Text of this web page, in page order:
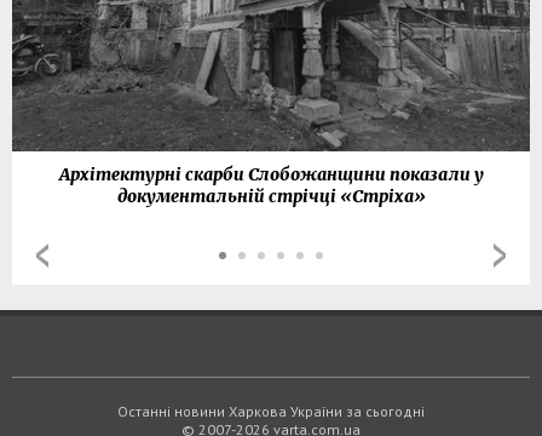
Архітектурні скарби Слобожанщини показали у
документальній стрічці «Стріха»
Останні новини Харкова України за сьогодні
© 2007-2026 varta.com.ua